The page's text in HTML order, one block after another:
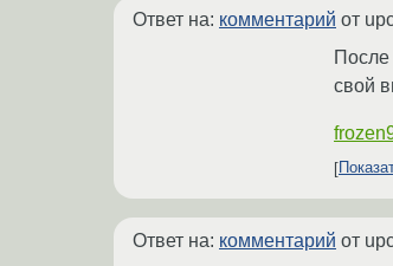
Ответ на: комментарий от
После
свой
Ответ на: комментарий от